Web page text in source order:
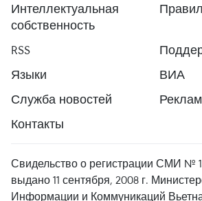
Интеллектуальная
собственность
RSS
Языки
ВИА
Служба новостей
Контакты
Свидельство о регистрации СМИ №
выдано 11 сентября, 2008 г.
Информации и Коммуникаций